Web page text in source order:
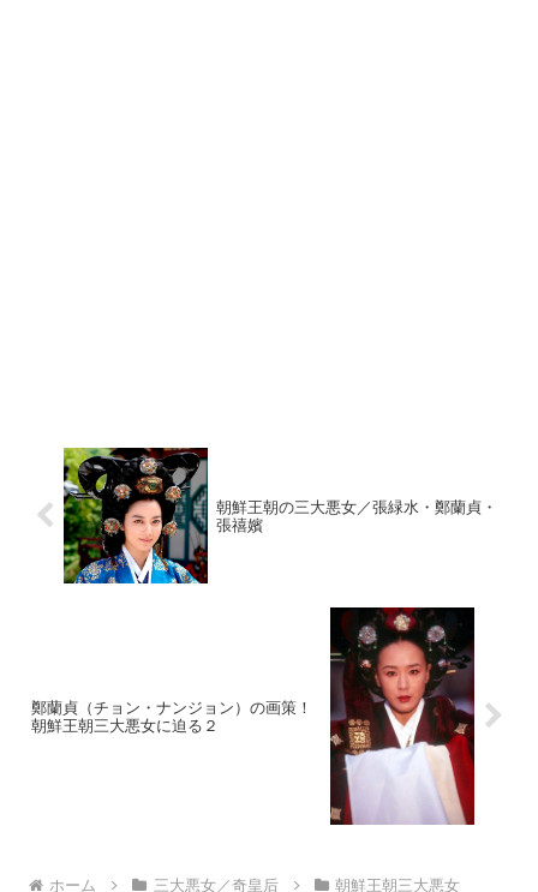
朝鮮王朝の三大悪女／張緑水・鄭蘭貞・
張禧嬪
鄭蘭貞（チョン・ナンジョン）の画策！
朝鮮王朝三大悪女に迫る２
ホーム 三大悪女／奇皇后 朝鮮王朝三大悪女